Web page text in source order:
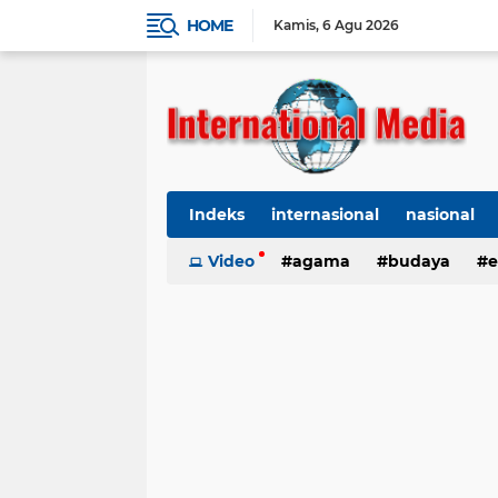
HOME Kamis 6 Agu 2026
Indeks internasional nasional
Ekbis TNI-Polri Organisasi
Video agama budaya